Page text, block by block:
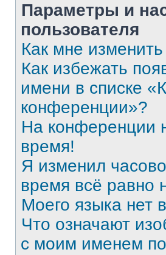
Параметры и
пользователя
Как мне
Как избежать
имени в списке
конференции»?
На конференции
время!
Я изменил
время всё равно
Моего языка нет
Что означают
с моим именем